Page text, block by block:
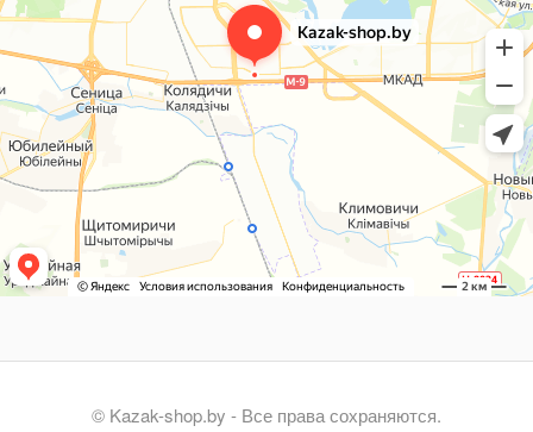
© Kazak-shop.by - Все права сохраняются.